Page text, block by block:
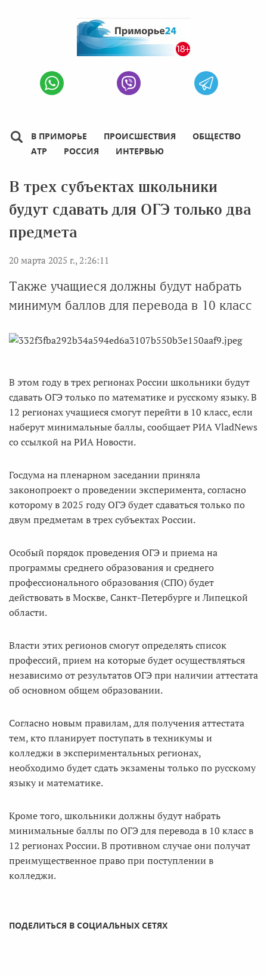
В ПРИМОРЬЕ ПРОИСШЕСТВИЯ
ОБЩЕСТВО
АТР
РОССИЯ ИНТЕРВЬЮ
В трех субъектах школьники
будут сдавать для ОГЭ только два
предмета
20 марта 2025 г., 2:26:11
Также учащиеся должны будут набрать
минимум баллов для перевода в 10 класс
В этом году в трех регионах России школьники будут
сдавать ОГЭ только по математике и русскому языку. В
12 регионах учащиеся смогут перейти в 10 класс, если
наберут минимальные баллы, сообщает РИА VladNews
со ссылкой на РИА Новости.
Госдума на пленарном заседании приняла
законопроект о проведении эксперимента, согласно
которому в 2025 году ОГЭ будет сдаваться только по
двум предметам в трех субъектах России.
Особый порядок проведения ОГЭ и приема на
программы среднего образования и среднего
профессионального образования (СПО) будет
действовать в Москве, Санкт-Петербурге и Липецкой
области.
Власти этих регионов смогут определять список
профессий, прием на которые будет осуществляться
независимо от результатов ОГЭ при наличии аттестата
об основном общем образовании.
Согласно новым правилам, для получения аттестата
тем, кто планирует поступать в техникумы и
колледжи в экспериментальных регионах,
необходимо будет сдать экзамены только по русскому
языку и математике.
Кроме того, школьники должны будут набрать
минимальные баллы по ОГЭ для перевода в 10 класс в
12 регионах России. В противном случае они получат
преимущественное право при поступлении в
колледжи.
ПОДЕЛИТЬСЯ В СОЦИАЛЬНЫХ СЕТЯХ